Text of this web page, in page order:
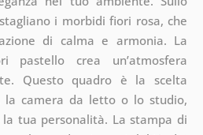
i morbidi fiori rosa, che
di calma e armonia. La
pastello crea un’atmosfera
Questo quadro è la scelta
la camera da letto o lo studio,
tua personalità. La stampa di